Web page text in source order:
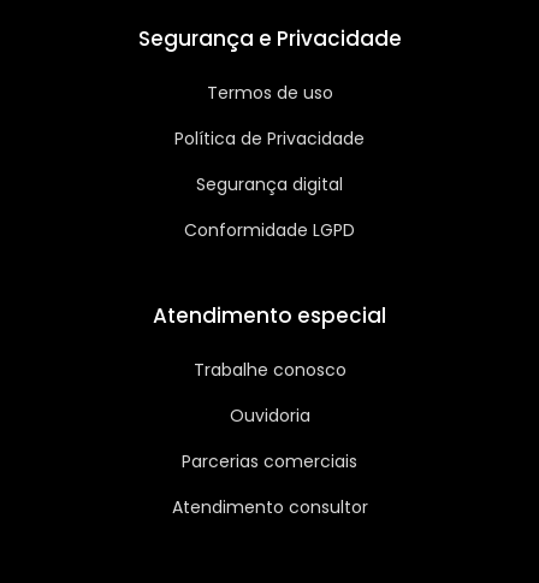
Segurança e Privacidade
Termos de uso
Política de Privacidade
Segurança digital
Conformidade LGPD
Atendimento especial
Trabalhe conosco
Ouvidoria
Parcerias comerciais
Atendimento consultor